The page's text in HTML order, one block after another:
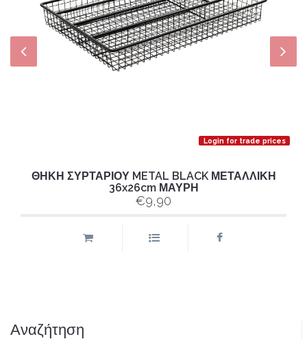
Login for trade prices
ΘΗΚΗ ΣΥΡΤΑΡΙΟΥ METAL BLACK ΜΕΤΑΛΛΙΚΗ
36x26cm ΜΑΥΡΗ
€9,90
Αναζήτηση